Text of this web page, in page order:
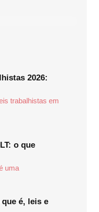
2026:
trabalhistas em
o que
uma
é, leis e